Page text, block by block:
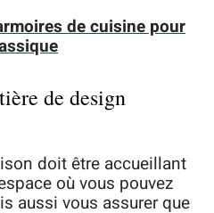
de cuisine pour
de design
doit être accueillant
où vous pouvez
aussi vous assurer que